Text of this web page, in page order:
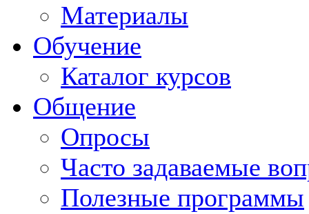
Материалы
Обучение
Каталог курсов
Общение
Опросы
Часто задаваемые
Полезные программы